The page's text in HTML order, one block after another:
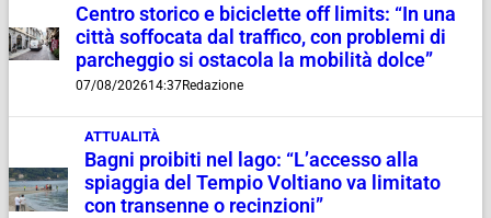
Centro storico e biciclette off limits: “In una
città soffocata dal traffico, con problemi di
parcheggio si ostacola la mobilità dolce”
07/08/202614:37Redazione
ATTUALITÀ
Bagni proibiti nel lago: “L’accesso alla
spiaggia del Tempio Voltiano va limitato
con transenne o recinzioni”